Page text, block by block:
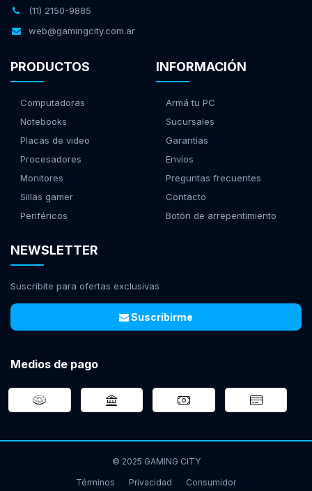
(11) 2150-9885
web@gamingcity.com.ar
PRODUCTOS
Computadoras
Notebooks
Placas de video
Procesadores
Monitores
Sillas gamer
Periféricos
INFORMACIÓN
Armá tu PC
Sucursales
Garantías
Envíos
Preguntas frecuentes
Contacto
Botón de arrepentimiento
NEWSLETTER
Suscribite para ofertas exclusivas
Suscribirme
Medios de pago
© 2025 GAMING CITY
Términos
Privacidad Consumidor